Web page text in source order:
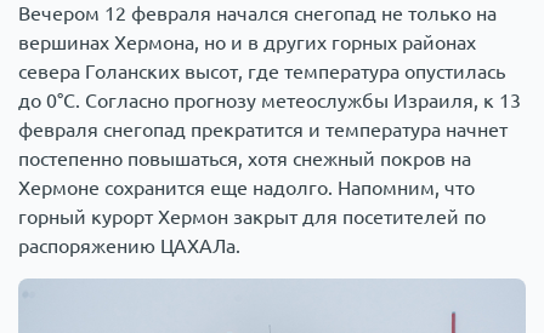
Вечером 12 февраля начался снегопад не только на
вершинах Хермона, но и в других горных районах
севера Голанских высот, где температура опустилась
до 0°C. Согласно прогнозу метеослужбы Израиля, к 13
февраля снегопад прекратится и температура начнет
постепенно повышаться, хотя снежный покров на
Хермоне сохранится еще надолго. Напомним, что
горный курорт Хермон закрыт для посетителей по
распоряжению ЦАХАЛа.